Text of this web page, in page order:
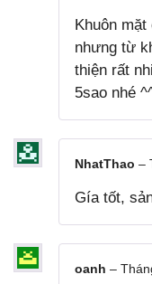
Khuôn
nhưng từ
thiện rất
5sao nhé
NhatThao –
Gía tốt,
oanh –